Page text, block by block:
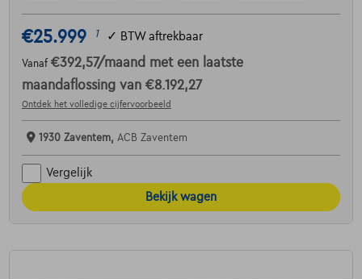
€25.999 1 ✓ BTW aftrekbaar
Vanaf €392,57/maand met een laatste
maandaflossing van €8.192,27
Ontdek het volledige cijfervoorbeeld
1930 Zaventem, ACB Zaventem
Vergelijk
Bekijk wagen